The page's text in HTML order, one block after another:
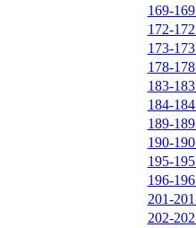
169-
172-
173-
178-
183-
184-
189-
190-
195-
196-
201-
202-